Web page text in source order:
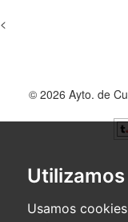
Usamos
<
© 2026 Ayto. de